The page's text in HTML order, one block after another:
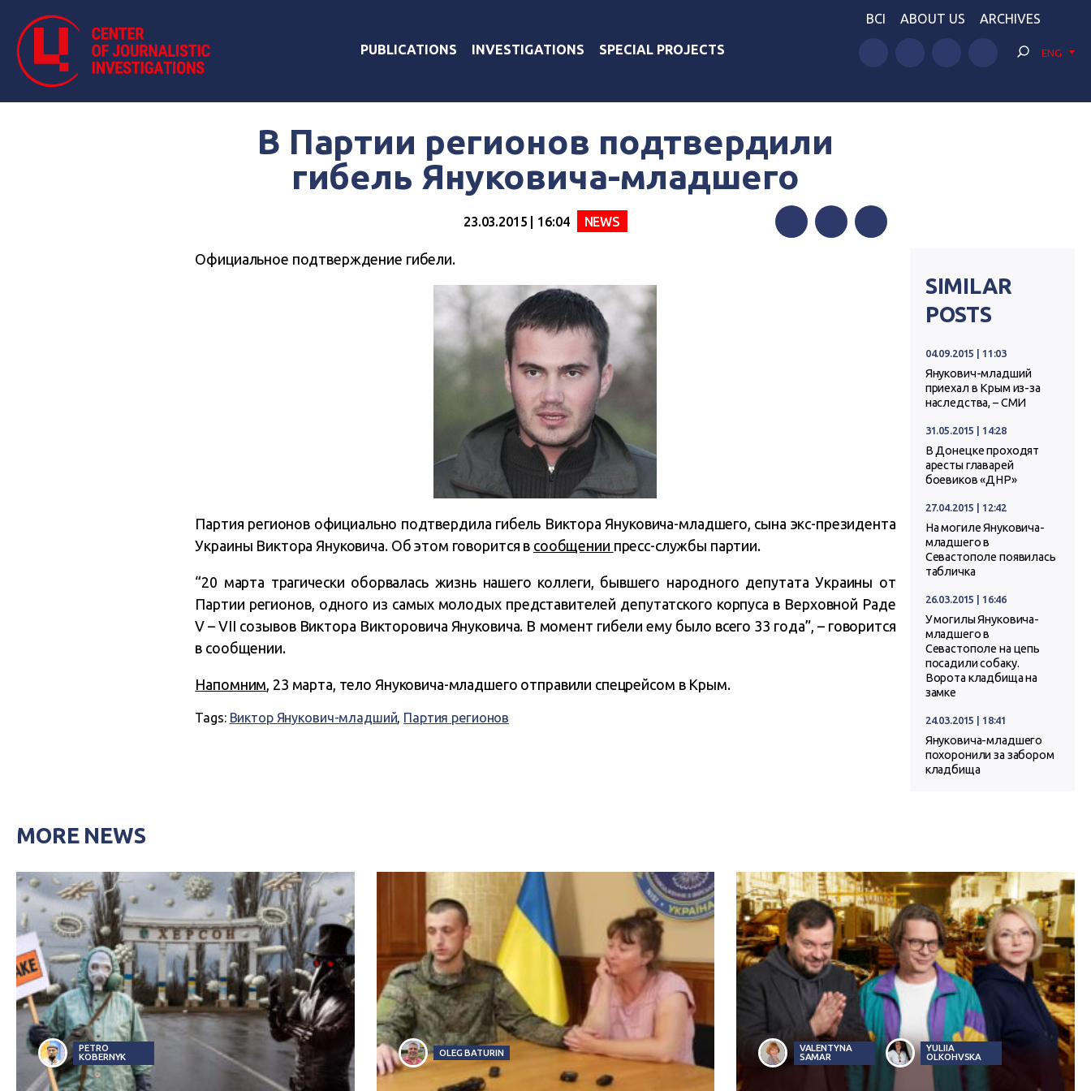
PUBLICATIONS INVESTIGATIONS SPECIAL PROJECTS
BCI ABOUT US ARCHIVES
ENG
В Партии регионов подтвердили
гибель Януковича-младшего
23.03.2015 | 16:04 NEWS
Официальное подтверждение гибели.
Партия регионов официально подтвердила гибель Виктора Януковича-младшего, сына экс-президента
Украины Виктора Януковича. Об этом говорится в сообщении пресс-службы партии.
“20 марта трагически оборвалась жизнь нашего коллеги, бывшего народного депутата Украины от
Партии регионов, одного из самых молодых представителей депутатского корпуса в Верховной Раде
V – VII созывов Виктора Викторовича Януковича. В момент гибели ему было всего 33 года”, – говорится
в сообщении.
Напомним, 23 марта, тело Януковича-младшего отправили спецрейсом в Крым.
Tags: Виктор Янукович-младший, Партия регионов
SIMILAR
POSTS
04.09.2015 | 11:03
Янукович-младший
приехал в Крым из-за
наследства, – СМИ
31.05.2015 | 14:28
В Донецке проходят
аресты главарей
боевиков «ДНР»
27.04.2015 | 12:42
На могиле Януковича-
младшего в
Севастополе появилась
табличка
26.03.2015 | 16:46
У могилы Януковича-
младшего в
Севастополе на цепь
посадили собаку.
Ворота кладбища на
замке
24.03.2015 | 18:41
Януковича-младшего
похоронили за забором
кладбища
MORE NEWS
PETRO
KOBERNYK
OLEG BATURIN
VALENTYNA
SAMAR
YULIIA
OLKOHVSKA